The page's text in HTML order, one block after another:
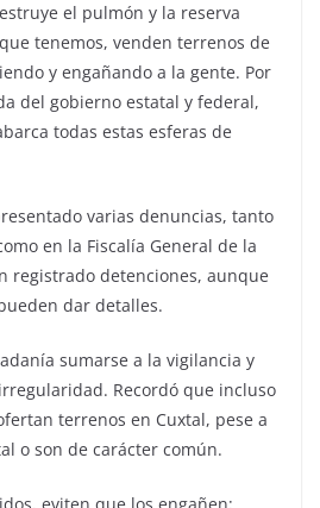
el pulmón y la reserva
tenemos, venden terrenos de
y engañando a la gente. Por
del gobierno estatal y federal,
todas estas esferas de
varias denuncias, tanto
en la Fiscalía General de la
registrado detenciones, aunque
dar detalles.
sumarse a la vigilancia y
Recordó que incluso
terrenos en Cuxtal, pese a
o son de carácter común.